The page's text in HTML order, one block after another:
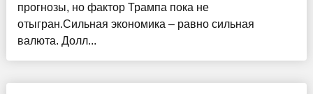
прогнозы, но фактор Трампа пока не
отыгран.Сильная экономика – равно сильная
валюта. Долл...